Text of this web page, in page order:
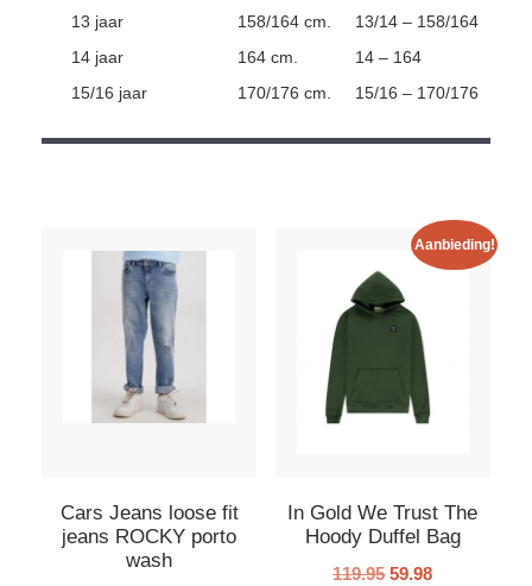
13 jaar
158/164 cm.
13/14 – 158/164
14 jaar
164 cm.
14 – 164
15/16 jaar
170/176 cm. 15/16 – 170/176
Cars Jeans loose fit
jeans ROCKY porto
wash
Aanbieding!
In Gold We Trust The
Hoody Duffel Bag
119.95 59.98